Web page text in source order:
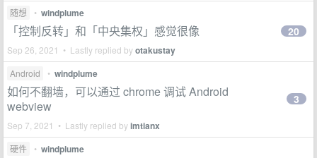
随想 • windplume
「控制反转」和「中央集权」感觉很像
Sep 26, 2021 • Lastly replied byotakustay
20
Android • windplume
如何不翻墙，可以通过 chrome 调试 Android
webview
Sep 7, 2021 • Lastly replied byimtianx
3
硬件 • windplume